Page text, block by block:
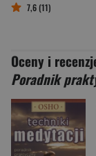
7,6 (11)
Oceny i
Poradnik